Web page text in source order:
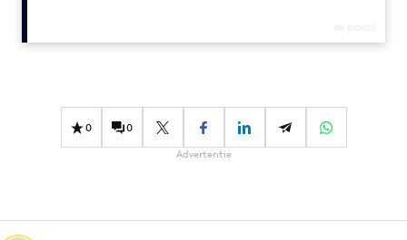
Influencer marketing
0 0
Advertentie